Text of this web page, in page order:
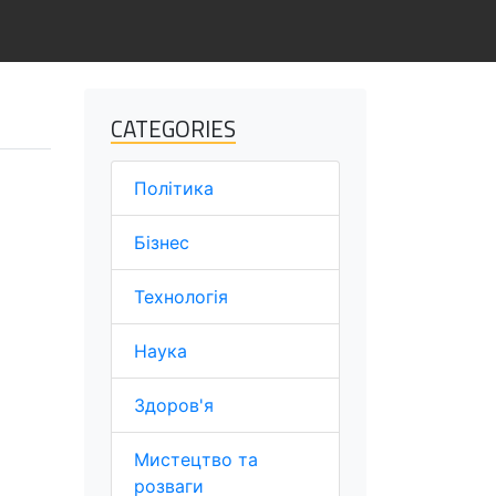
CATEGORIES
Політика
Бізнес
Технологія
Наука
Здоров'я
Мистецтво та
розваги